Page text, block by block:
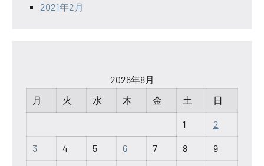
2021年2月
2026年8月
月
火 水 木 金 土 日
1 2
3 4 5 6 7 8 9